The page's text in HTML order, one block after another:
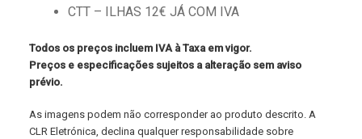
CTT – ILHAS 12€ JÁ COM IVA
Todos os preços incluem IVA à Taxa em vigor.
Preços e especificações sujeitos a alteração sem aviso
prévio.
As imagens podem não corresponder ao produto descrito. A
CLR Eletrónica, declina qualquer responsabilidade sobre